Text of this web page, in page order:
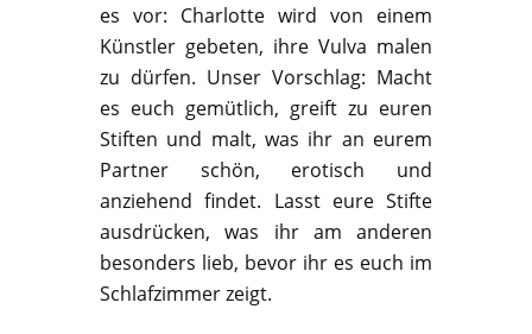
es vor: Charlotte wird von einem
Künstler gebeten, ihre Vulva malen
zu dürfen. Unser Vorschlag: Macht
es euch gemütlich, greift zu euren
Stiften und malt, was ihr an eurem
Partner schön, erotisch und
anziehend findet. Lasst eure Stifte
ausdrücken, was ihr am anderen
besonders lieb, bevor ihr es euch im
Schlafzimmer zeigt.